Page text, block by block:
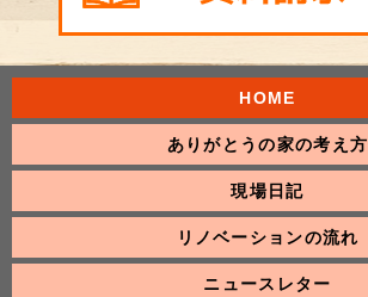
HOME
ありがとうの家の考え方
現場日記
リノベーションの流れ
ニュースレター